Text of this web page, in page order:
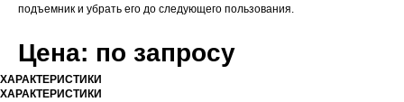
подъемник и убрать его до следующего пользования.
Цена: по запросу
ХАРАКТЕРИСТИКИ
ХАРАКТЕРИСТИКИ